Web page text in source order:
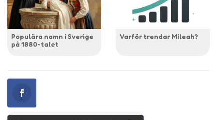
Populära namn i Sverige
på 1880-talet
Varför trendar Mileah?